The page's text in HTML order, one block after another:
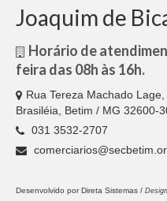
Joaquim de
Horário de
feira das 08h às 16h.
Rua Tereza Machado Lage,
Brasiléia, Betim / MG 32600-
031 3532-2707
Desenvolvido porDireta Sistemas /